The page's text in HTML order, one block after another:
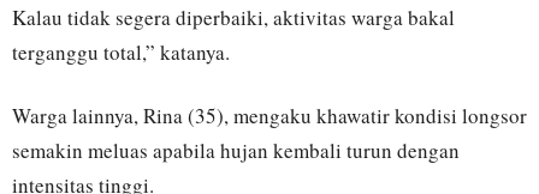
Kalau tidak segera diperbaiki, aktivitas warga bakal
terganggu total,” katanya.
Warga lainnya, Rina (35), mengaku khawatir kondisi longsor
semakin meluas apabila hujan kembali turun dengan
intensitas tinggi.